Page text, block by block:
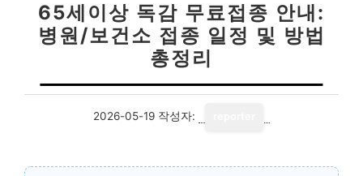
65세이상 독감 무료접종 안내:
병원/보건소 접종 일정 및 방법
총정리
2026-05-19 작성자: